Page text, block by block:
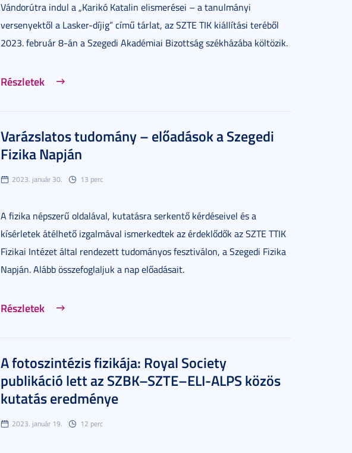
Vándorútra indul a „Karikó Katalin elismerései – a tanulmányi
versenyektől a Lasker-díjig” című tárlat, az SZTE TIK kiállítási teréből
2023. február 8-án a Szegedi Akadémiai Bizottság székházába költözik.
Részletek
Varázslatos tudomány – előadások a Szegedi
Fizika Napján
2023. január 30. 13 perc
A fizika népszerű oldalával, kutatásra serkentő kérdéseivel és a
kísérletek átélhető izgalmával ismerkedtek az érdeklődők az SZTE TTIK
Fizikai Intézet által rendezett tudományos fesztiválon, a Szegedi Fizika
Napján. Alább összefoglaljuk a nap előadásait.
Részletek
A fotoszintézis fizikája: Royal Society
publikáció lett az SZBK–SZTE–ELI-ALPS közös
kutatás eredménye
2023. január 19. 12 perc